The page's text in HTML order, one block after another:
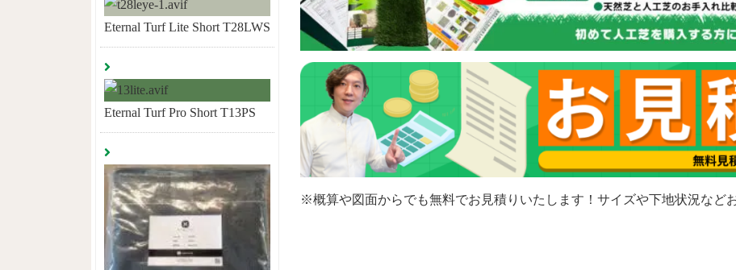
※概算や図面からでも無料でお見積りいたします！サイズや下地状況など
Eternal Turf Lite Short T28LWS
Eternal Turf Pro Short T13PS